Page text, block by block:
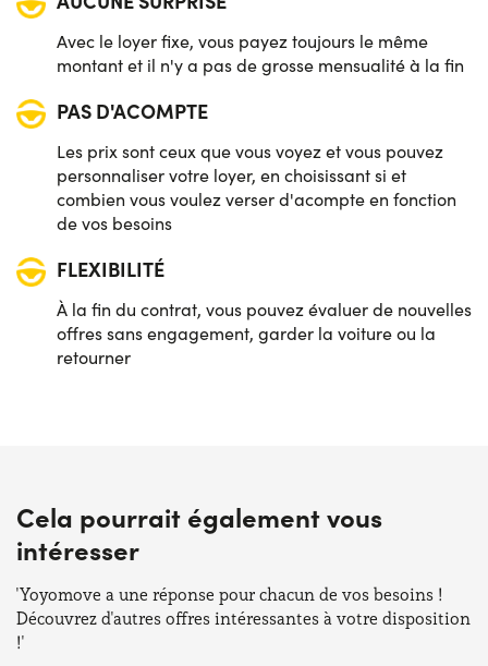
Avec le loyer fixe, vous payez toujours le même
montant et il n'y a pas de grosse mensualité à la fin
PAS D'ACOMPTE
Les prix sont ceux que vous voyez et vous pouvez
personnaliser votre loyer, en choisissant si et
combien vous voulez verser d'acompte en fonction
de vos besoins
FLEXIBILITÉ
À la fin du contrat, vous pouvez évaluer de nouvelles
offres sans engagement, garder la voiture ou la
retourner
Cela pourrait également vous
intéresser
'Yoyomove a une réponse pour chacun de vos besoins !
Découvrez d'autres offres intéressantes à votre disposition
!'